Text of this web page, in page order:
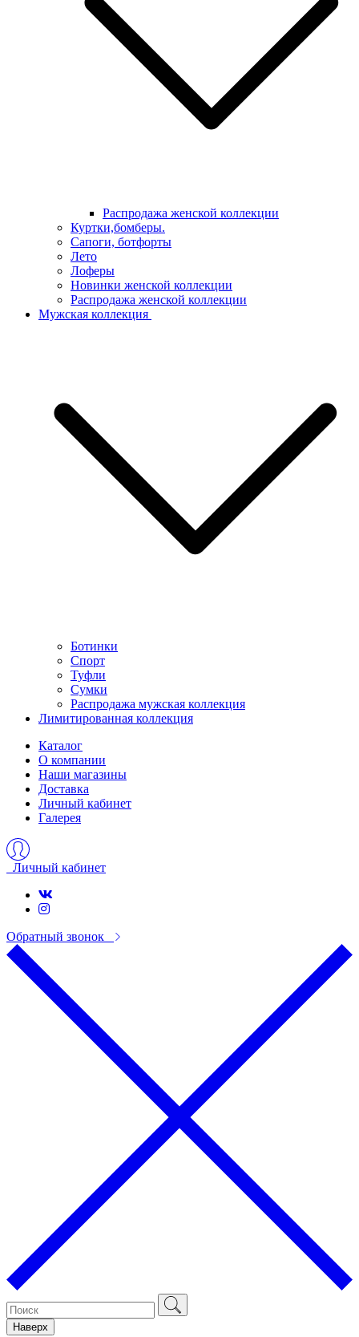
Распродажа женской коллекции
Куртки,бомберы.
Сапоги, ботфорты
Лето
Лоферы
Новинки женской коллекции
Распродажа женской коллекции
Мужская коллекция
Ботинки
Спорт
Туфли
Сумки
Распродажа мужская коллекция
Лимитированная коллекция
Каталог
О компании
Наши магазины
Доставка
Личный кабинет
Галерея
Личный кабинет
Обратный звонок
Наверх